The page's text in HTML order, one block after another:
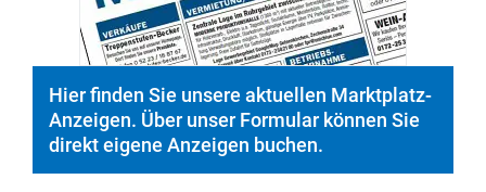
Hier finden Sie unsere aktuellen Marktplatz-
Anzeigen. Über unser Formular können Sie
direkt eigene Anzeigen buchen.